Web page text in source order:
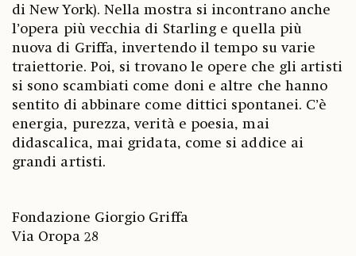
di New York). Nella mostra si incontrano anche
l’opera più vecchia di Starling e quella più
nuova di Griffa, invertendo il tempo su varie
traiettorie. Poi, si trovano le opere che gli artisti
si sono scambiati come doni e altre che hanno
sentito di abbinare come dittici spontanei. C’è
energia, purezza, verità e poesia, mai
didascalica, mai gridata, come si addice ai
grandi artisti.
Fondazione Giorgio Griffa
Via Oropa 28